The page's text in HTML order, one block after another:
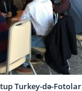
Turkey-də-Fotolar